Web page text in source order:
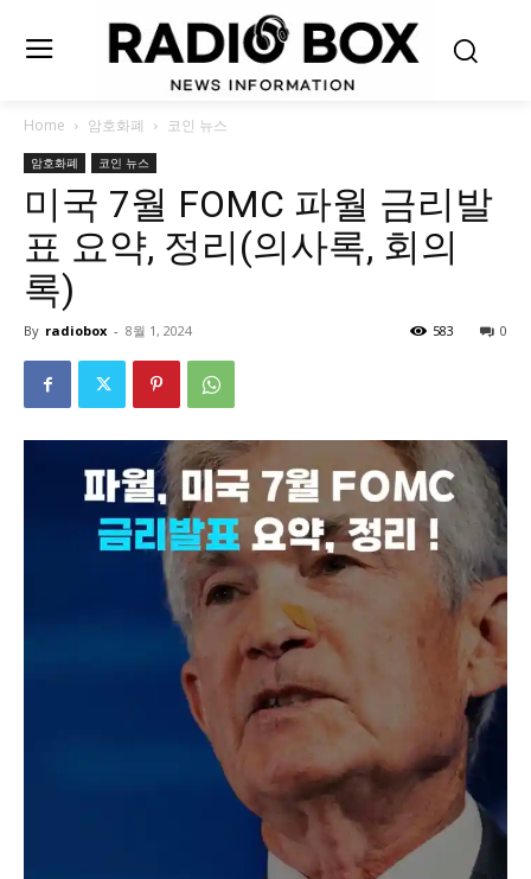
Home 암호화폐 코인 뉴스
암호화폐 코인 뉴스
미국 7월 FOMC 파월 금리발
표 요약, 정리(의사록, 회의
록)
By radiobox - 8월 1, 2024 0
583